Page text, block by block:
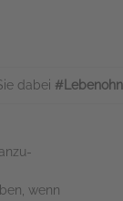
dabei
wenn